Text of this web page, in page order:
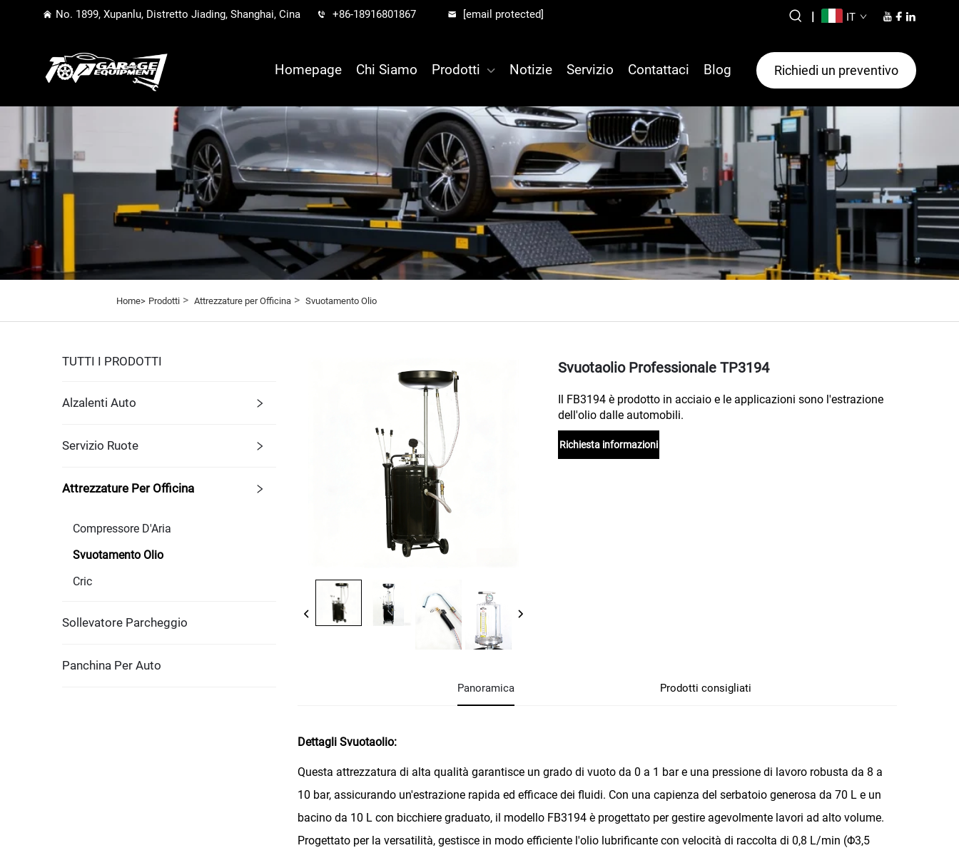
No. 1899, Xupanlu, Distretto Jiading, Shanghai, Cina +86-18916801867 [email protected] | IT
Homepage Chi Siamo Prodotti Notizie Servizio Contattaci Blog Richiedi un preventivo
Home> Prodotti> Attrezzature per Officina> Svuotamento Olio
TUTTI I PRODOTTI
Alzalenti Auto
Servizio Ruote
Attrezzature Per Officina
Compressore D'Aria
Svuotamento Olio
Cric
Sollevatore Parcheggio
Panchina Per Auto
Svuotaolio Professionale TP3194
Il FB3194 è prodotto in acciaio e le applicazioni sono l'estrazione
dell'olio dalle automobili.
Richiesta informazioni
Panoramica Prodotti consigliati
Dettagli Svuotaolio:
Questa attrezzatura di alta qualità garantisce un grado di vuoto da 0 a 1 bar e una pressione di lavoro robusta da 8 a
10 bar, assicurando un'estrazione rapida ed efficace dei fluidi. Con una capienza del serbatoio generosa da 70 L e un
bacino da 10 L con bicchiere graduato, il modello FB3194 è progettato per gestire agevolmente lavori ad alto volume.
Progettato per la versatilità, gestisce in modo efficiente l'olio lubrificante con velocità di raccolta di 0,8 L/min (Φ3,5